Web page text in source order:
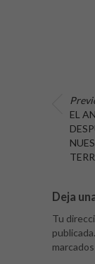
EL
Deja
Tu
publicada.